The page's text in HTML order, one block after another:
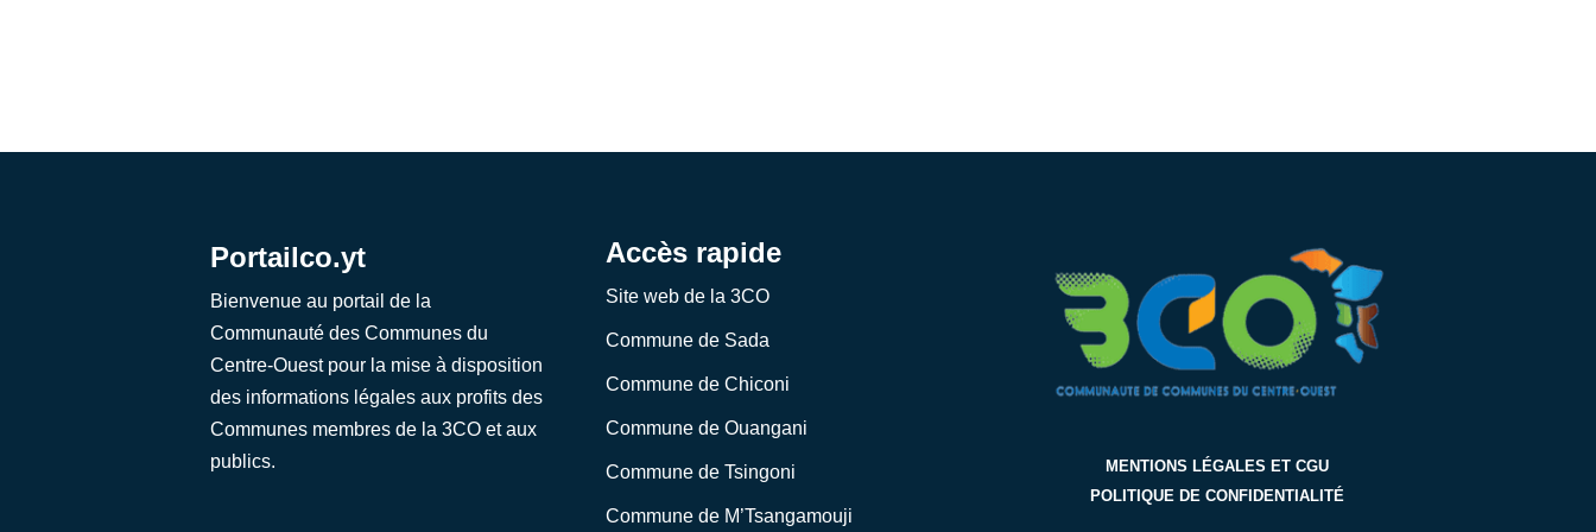
Portailco.yt
Bienvenue au portail de la
Communauté des Communes du
Centre-Ouest pour la mise à disposition
des informations légales aux profits des
Communes membres de la 3CO et aux
publics.
Accès rapide
Site web de la 3CO
Commune de Sada
Commune de Chiconi
Commune de Ouangani
Commune de Tsingoni
Commune de M’Tsangamouji
MENTIONS LÉGALES ET CGU
POLITIQUE DE CONFIDENTIALITÉ